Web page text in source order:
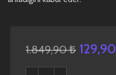
1.849,90₺ 129,90